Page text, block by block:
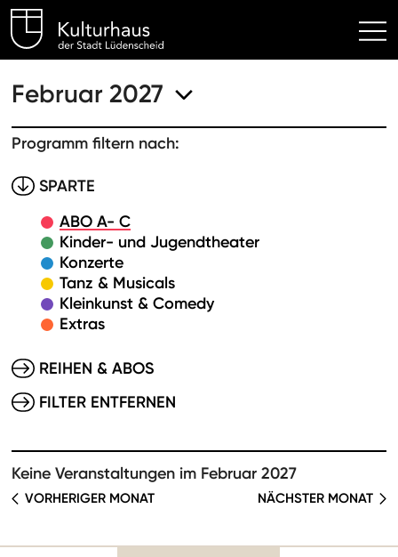
Kulturhaus Lüdenscheid
Februar 2027
Programm filtern nach:
SPARTE
ABO A- C
Kinder- und Jugendtheater
Konzerte
Tanz & Musicals
Kleinkunst & Comedy
Extras
REIHEN & ABOS
FILTER ENTFERNEN
Keine Veranstaltungen im Februar 2027
VORHERIGER MONAT NÄCHSTER MONAT